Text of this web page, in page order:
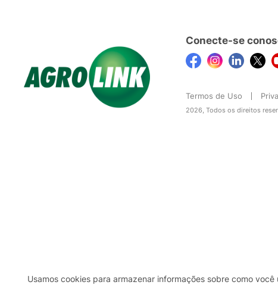
Conecte-se
Termos de Uso
2026, Todos os direitos
Usamos cookies para armazenar informações sobre como